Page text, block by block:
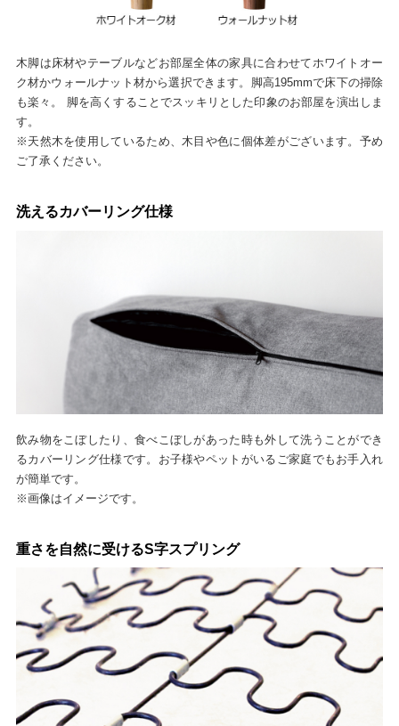
木脚は床材やテーブルなどお部屋全体の家具に合わせてホワイトオー
ク材かウォールナット材から選択できます。脚高195mmで床下の掃除
も楽々。 脚を高くすることでスッキリとした印象のお部屋を演出しま
す。
※天然木を使用しているため、木目や色に個体差がございます。予め
ご了承ください。
洗えるカバーリング仕様
飲み物をこぼしたり、食べこぼしがあった時も外して洗うことができ
るカバーリング仕様です。お子様やペットがいるご家庭でもお手入れ
が簡単です。
※画像はイメージです。
重さを自然に受けるS字スプリング